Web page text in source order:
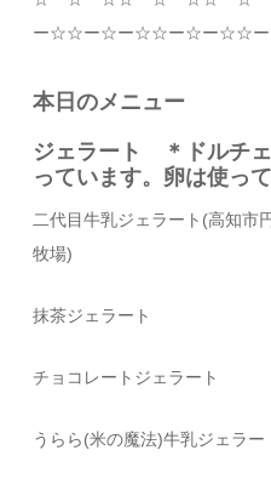
ー☆☆ー☆ー☆☆ー☆ー☆☆ー
本日のメニュー
ジェラート ＊ドルチ
っています。卵は使っ
二代目牛乳ジェラート (高知市
牧場)
抹茶ジェラート
チョコレートジェラート
うらら(米の魔法)牛乳ジェラー